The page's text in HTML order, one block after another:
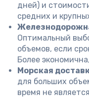
дней) и
средних и
Оптимальный
объемов, если
Более
Морская
для больших
время не